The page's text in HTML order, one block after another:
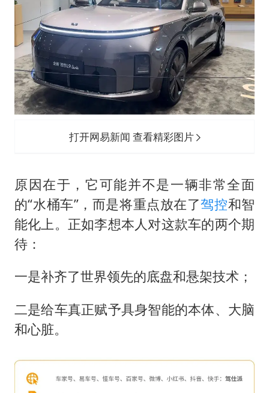
打开网易新闻 查看精彩图片
原因在于，它可能并不是一辆非常全面
的“水桶车”，而是将重点放在了驾控和智
能化上。正如李想本人对这款车的两个期
待：
一是补齐了世界领先的底盘和悬架技术；
二是给车真正赋予具身智能的本体、大脑
和心脏。